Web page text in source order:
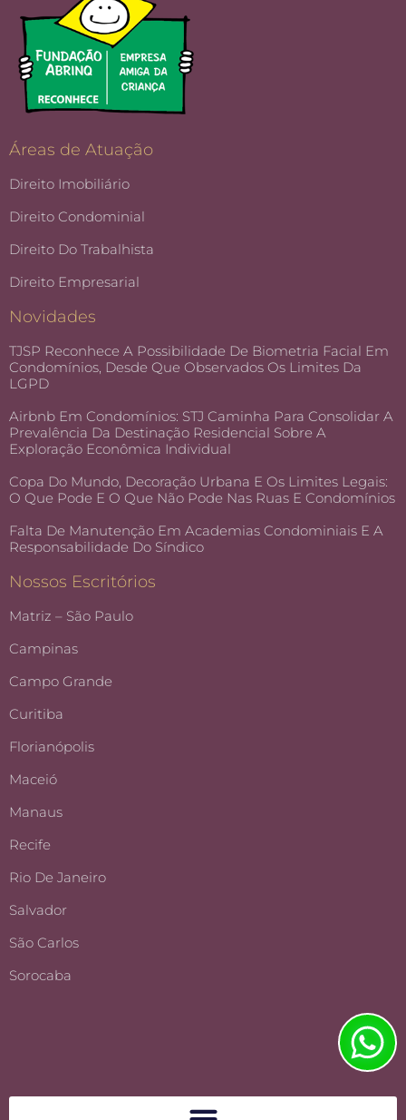
Áreas de Atuação
Direito Imobiliário
Direito Condominial
Direito Do Trabalhista
Direito Empresarial
Novidades
TJSP Reconhece A Possibilidade De Biometria Facial Em
Condomínios, Desde Que Observados Os Limites Da
LGPD
Airbnb Em Condomínios: STJ Caminha Para Consolidar A
Prevalência Da Destinação Residencial Sobre A
Exploração Econômica Individual
Copa Do Mundo, Decoração Urbana E Os Limites Legais:
O Que Pode E O Que Não Pode Nas Ruas E Condomínios
Falta De Manutenção Em Academias Condominiais E A
Responsabilidade Do Síndico
Nossos Escritórios
Matriz – São Paulo
Campinas
Campo Grande
Curitiba
Florianópolis
Maceió
Manaus
Recife
Rio De Janeiro
Salvador
São Carlos
Sorocaba